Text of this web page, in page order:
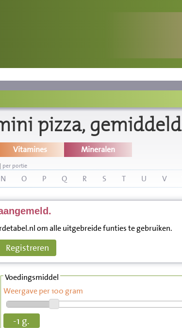
pizza, gemiddeld
Vitamines Mineralen
| per portie
N O P Q R S T U V
om alle uitgebreide funties te gebruiken.
Registreren
Voedingsmiddel
Weergave per 100 gram
-1 g.